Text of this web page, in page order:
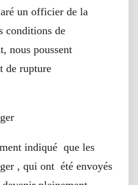
un officier de la
conditions de
nous poussent
de rupture
indiqué que les
, qui ont été envoyés